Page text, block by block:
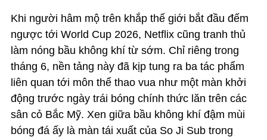
Khi người hâm mộ trên khắp thế giới bắt đầu đếm
ngược tới World Cup 2026, Netflix cũng tranh thủ
làm nóng bầu không khí từ sớm. Chỉ riêng trong
tháng 6, nền tảng này đã kịp tung ra ba tác phẩm
liên quan tới môn thể thao vua như một màn khởi
động trước ngày trái bóng chính thức lăn trên các
sân cỏ Bắc Mỹ. Xen giữa bầu không khí đậm mùi
bóng đá ấy là màn tái xuất của So Ji Sub trong